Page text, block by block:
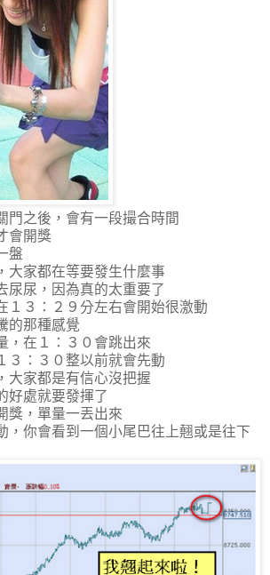
門之後，會有一段撮合時間
會開獎
盤
大家都在等要發生什麼事
尿尿，因為真的太重要了
１３：２９分左右會開始很激動
的那種感覺
，在１：３０會跳出來
３：３０整以前就會先動
大家都是有信心沒把握
好處就要發揮了
獎，單量一丟出來
，你會看到一個小尾巴往上翹或是往下